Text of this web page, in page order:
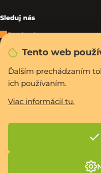
Tento web
Ďalším prechádzaním
ich používaním.
Viac informácií tu.
Sleduj nás
Facebook
Instagram
Tiktok
WhatsApp
PCexpres.sk.